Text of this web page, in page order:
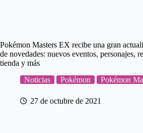
Pokémon Masters EX recibe una gran
de novedades: nuevos eventos, personajes,
tienda y más
Noticias
Pokémon Pokémon
27 de octubre de 2021